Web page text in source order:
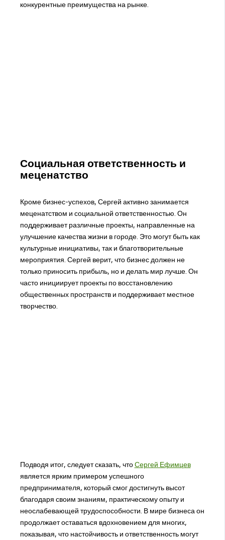
конкурентные преимущества на рынке.
Социальная ответственность и
меценатство
Кроме бизнес-успехов, Сергей активно занимается
меценатством и социальной ответственностью. Он
поддерживает различные проекты, направленные на
улучшение качества жизни в городе. Это могут быть как
культурные инициативы, так и благотворительные
мероприятия. Сергей верит, что бизнес должен не
только приносить прибыль, но и делать мир лучше. Он
часто инициирует проекты по восстановлению
общественных пространств и поддерживает местное
творчество.
Подводя итог, следует сказать, чтоСергей Ефимцев
является ярким примером успешного
предпринимателя, который смог достигнуть высот
благодаря своим знаниям, практическому опыту и
неослабевающей трудоспособности. В мире бизнеса он
продолжает оставаться вдохновением для многих,
показывая, что настойчивость и ответственность могут